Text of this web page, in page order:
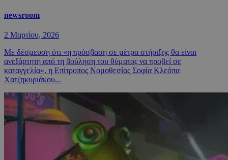
newsroom
2 Μαρτίου, 2026
Με δέσμευση ότι «η πρόσβαση σε μέτρα στήριξης θα είναι
ανεξάρτητη από τη βούληση του θύματος να προβεί σε
καταγγελία», η Επίτροπος Νομοθεσίας Σοφία Κλεόπα
Χατζηκυριάκου...